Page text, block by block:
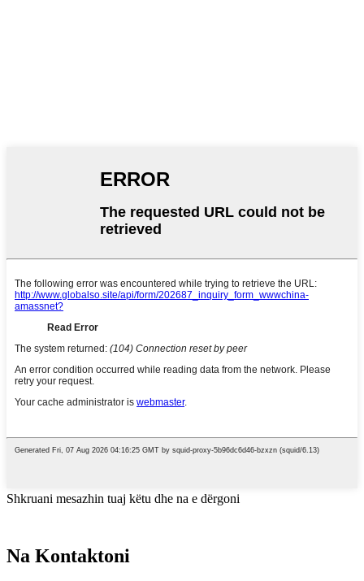
Shkruani mesazhin tuaj këtu dhe na e dërgoni
Na Kontaktoni